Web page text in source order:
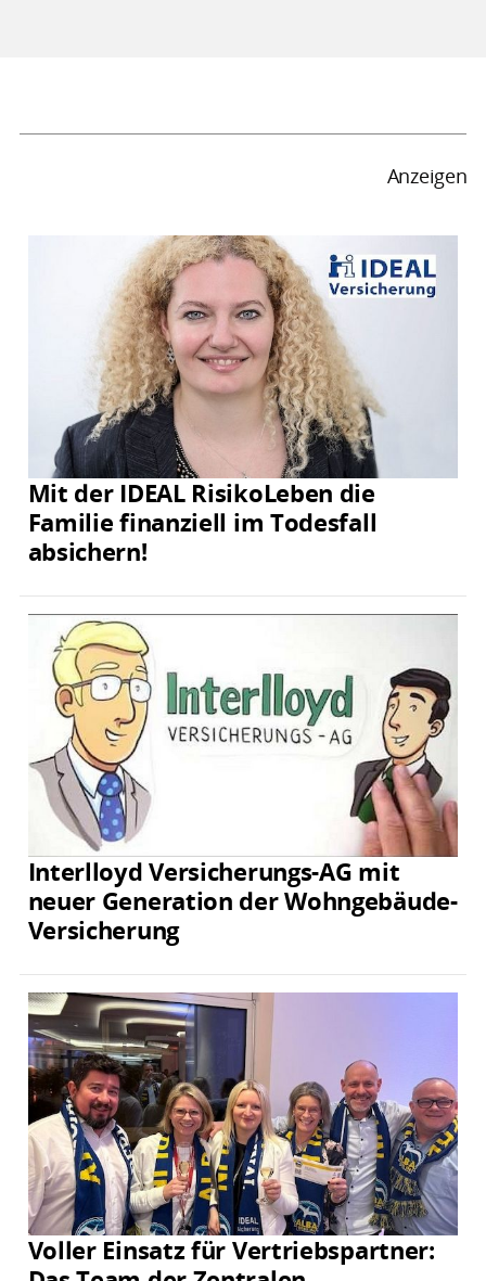
Anzeigen
Mit der IDEAL RisikoLeben die
Familie finanziell im Todesfall
absichern!
Interlloyd Versicherungs-AG mit
neuer Generation der Wohngebäude-
Versicherung
Voller Einsatz für Vertriebspartner: